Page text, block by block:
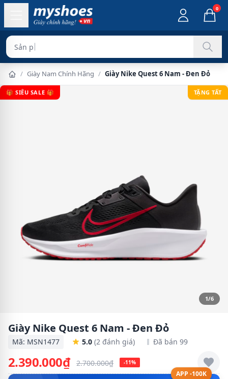
0
Sản phẩm chính
/ Giày Nam Chính Hãng / Giày Nike Quest 6 Nam - Đen Đỏ
🎁 SIÊU SALE 🎁 TẶNG TẤT
1/6
Giày Nike Quest 6 Nam - Đen Đỏ
Mã: MSN1477 5.0 (2 đánh giá) Đã bán 99
2.390.000₫ 2.700.000₫ -11%
APP -100K